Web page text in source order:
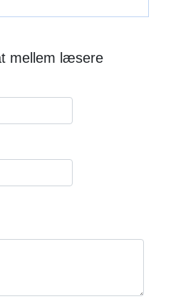
mellem læsere